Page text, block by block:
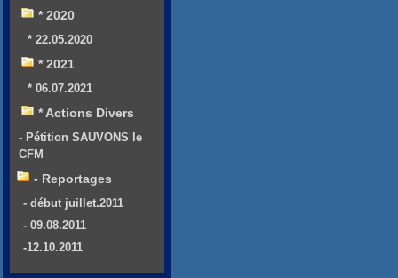
* 2020
* 22.05.2020
* 2021
* 06.07.2021
* Actions Divers
- Pétition SAUVONS le
CFM
- Reportages
- début juillet.2011
- 09.08.2011
-12.10.2011